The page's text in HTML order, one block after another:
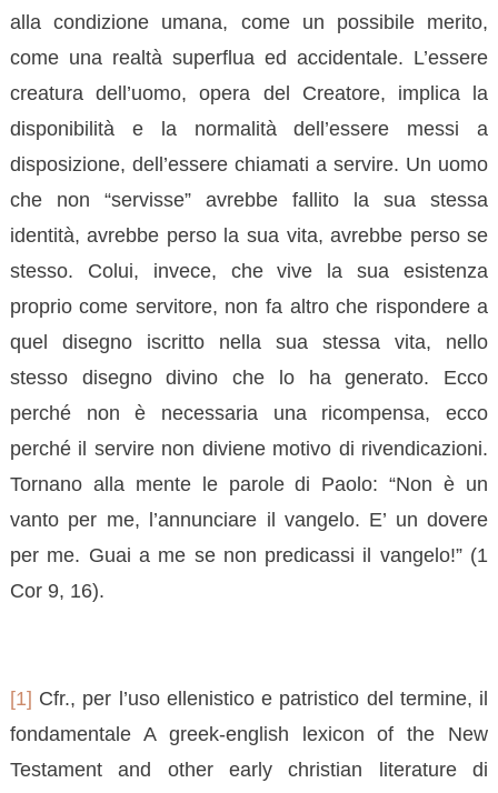
alla condizione umana, come un possibile merito,
come una realtà superflua ed accidentale. L’essere
creatura dell’uomo, opera del Creatore, implica la
disponibilità e la normalità dell’essere messi a
disposizione, dell’essere chiamati a servire. Un uomo
che non “servisse” avrebbe fallito la sua stessa
identità, avrebbe perso la sua vita, avrebbe perso se
stesso. Colui, invece, che vive la sua esistenza
proprio come servitore, non fa altro che rispondere a
quel disegno iscritto nella sua stessa vita, nello
stesso disegno divino che lo ha generato. Ecco
perché non è necessaria una ricompensa, ecco
perché il servire non diviene motivo di rivendicazioni.
Tornano alla mente le parole di Paolo: “Non è un
vanto per me, l’annunciare il vangelo. E’ un dovere
per me. Guai a me se non predicassi il vangelo!” (1
Cor 9, 16).
[1] Cfr., per l’uso ellenistico e patristico del termine, il
fondamentale A greek-english lexicon of the New
Testament and other early christian literature di